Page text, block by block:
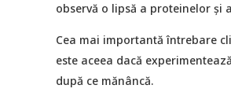
observă o lipsă a proteinelor și
Cea mai importantă întrebare
este aceea dacă
după ce mănâncă.